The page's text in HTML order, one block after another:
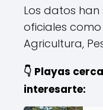
Los datos
oficiales como
Agricultura,
👇 Playas
interesarte: